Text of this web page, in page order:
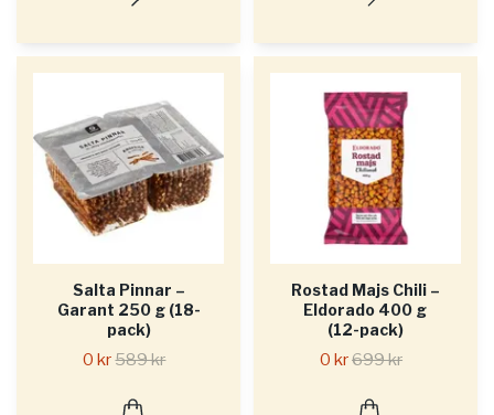
Salta Pinnar –
Garant 250 g (18-
pack)
0 kr589 kr
Rostad Majs Chili –
Eldorado 400 g
(12-pack)
0 kr699 kr